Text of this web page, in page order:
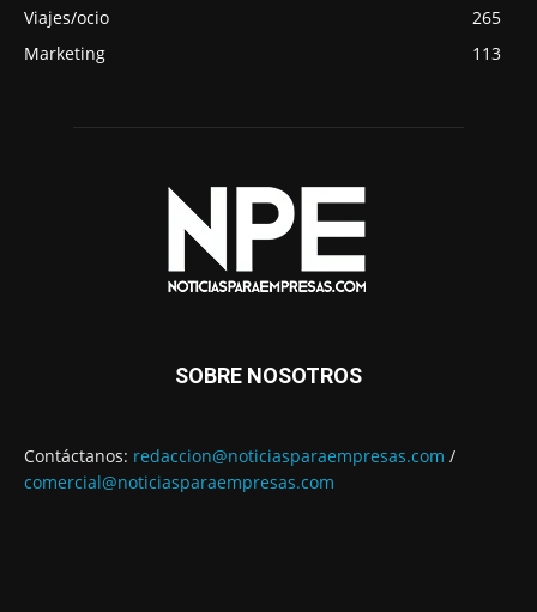
Viajes/ocio
265
Marketing
113
SOBRE NOSOTROS
Contáctanos: redaccion@noticiasparaempresas.com /
comercial@noticiasparaempresas.com